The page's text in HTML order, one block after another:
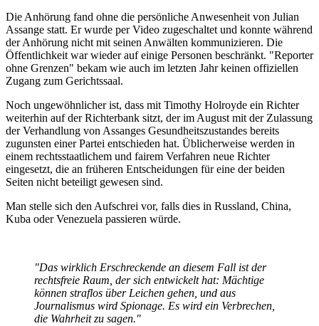
Die Anhörung fand ohne die persönliche Anwesenheit von Julian
Assange statt. Er wurde per Video zugeschaltet und konnte während
der Anhörung nicht mit seinen Anwälten kommunizieren. Die
Öffentlichkeit war wieder auf einige Personen beschränkt. "Reporter
ohne Grenzen" bekam wie auch im letzten Jahr keinen offiziellen
Zugang zum Gerichtssaal.
Noch ungewöhnlicher ist, dass mit Timothy Holroyde ein Richter
weiterhin auf der Richterbank sitzt, der im August mit der Zulassung
der Verhandlung von Assanges Gesundheitszustandes bereits
zugunsten einer Partei entschieden hat. Üblicherweise werden in
einem rechtsstaatlichem und fairem Verfahren neue Richter
eingesetzt, die an früheren Entscheidungen für eine der beiden
Seiten nicht beteiligt gewesen sind.
Man stelle sich den Aufschrei vor, falls dies in Russland, China,
Kuba oder Venezuela passieren würde.
"Das wirklich Erschreckende an diesem Fall ist der
rechtsfreie Raum, der sich entwickelt hat: Mächtige
können straflos über Leichen gehen, und aus
Journalismus wird Spionage. Es wird ein Verbrechen,
die Wahrheit zu sagen."